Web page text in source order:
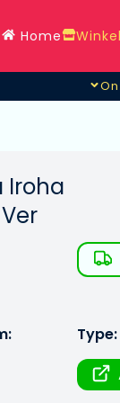
Home Winkel
Iroha
Type: